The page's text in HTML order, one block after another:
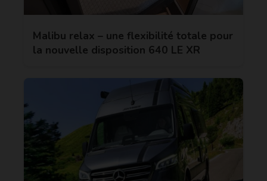
Malibu relax – une flexibilité totale pour
la nouvelle disposition 640 LE XR